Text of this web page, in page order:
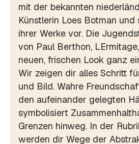
mit der bekannten
Künstlerin Loes Botman und
ihrer Werke vor. Die
von Paul Berthon,
neuen, frischen Look ganz
Wir zeigen dir alles Schritt
und Bild. Wahre
den aufeinander gelegten
symbolisiert
Grenzen hinweg. In der
werden dir Wege der